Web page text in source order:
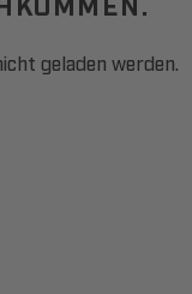
geladen werden.